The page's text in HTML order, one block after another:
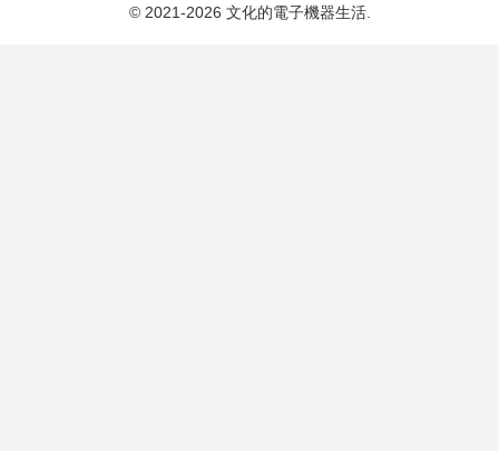
© 2021-2026 文化的電子機器生活.